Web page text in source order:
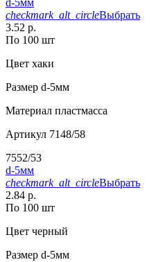
d-5мм
checkmark_alt_circleВыбрать
3.52 р.
По 100 шт
Цвет хаки
Размер d-5мм
Материал пластмасса
Артикул 7148/58
7552/53
d-5мм
checkmark_alt_circleВыбрать
2.84 р.
По 100 шт
Цвет черный
Размер d-5мм